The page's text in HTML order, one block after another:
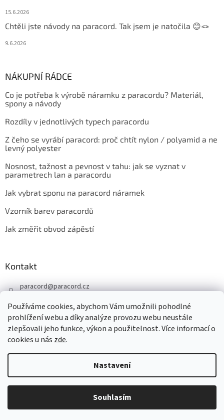
Používáme cookies, abychom Vám umožnili pohodlné
prohlížení webu a díky analýze provozu webu neustále
zlepšovali jeho funkce, výkon a použitelnost. Více informací o
cookies u nás zde.
Nastavení
Souhlasím
15.6.2026
Chtěli jste návody na paracord. Tak jsem je natočila 😊🪢
9.6.2026
NÁKUPNÍ RÁDCE
Co je potřeba k výrobě náramku z paracordu? Materiál,
spony a návody
Rozdíly v jednotlivých typech paracordu
Z čeho se vyrábí paracord: proč chtít nylon / polyamid a ne
levný polyester
Nosnost, tažnost a pevnost v tahu: jak se vyznat v
parametrech lan a paracordu
Jak vybrat sponu na paracord náramek
Vzorník barev paracordů
Jak změřit obvod zápěstí
Kontakt
paracord@paracord.cz
+420 603 230 467
Sledujte nás také na facebooku
paracord.cz
Vytvořil Shoptet
PARACORD.CZ. Všechna práva vyhrazena.